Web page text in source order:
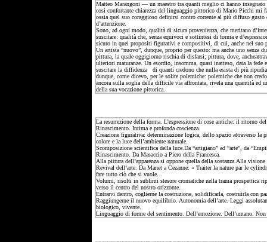
Matteo Marangoni — un maestro tra quanti meglio ci hanno insegnato
così confortante chiarezza del linguaggio pittorico di Mario Picchi mi
ossia quel suo coraggioso definirsi contro corrente al più diffuso
d’attenzione.
Sono, ad ogni modo, qualità di sicura provenienza, che meritano
suscitare: qualità che, senza equivoci e sottintesi di forma e
sicuro in quei propositi figurativi e compositivi, di cui, anche nel suo
Un artista “nuovo”, dunque, proprio per questo: ma anche uno senza
pittura, la quale oggigiorno rischia di disfarsi; pittura, dove,
ulteriori maturanze. Un esordio, insomma, quasi inatteso, data la fede
suscitare la diffidenza di quanti credono che nulla esista di più
dunque, come dicevo, per le solite polemiche: polemiche che non
ancora sulla soglia della difficile via affrontata, rivela una quantità ed
della sua vocazione pittorica.
La resurrezione della forma. L’espressione di cose antiche: il ritorno
Rinascimento. Intima e profonda coscienza.
Creazione figurativa: determinazione logica, dello spazio attraverso la
colore e la luce dell’ambiente naturale.
Scomposizione scientifica della luce.Da “artigiano” ad “arte”, da
Rinascimento. Da Masaccio a Piero della Francesca.
Alla pittura dell’apparenza si oppone quella della sostanza.Alla
Revival dell’arte. Da Manet a Cezanne: « Traiter la nature par le
fare tutto ciò che si vuole.
Volumi, risolti in sublimi stesure cromatiche nella trama prospettica
verso il centro del nostro orizzonte.
Entrarvi dentro, coglierne la costruzione, solidificarla, costruirla con
Raggiungerne il nuovo equilibrio. Autonomia dell’arte. Leggi
biologico, vivente.
Linguaggio di forme del sentimento. Dell’emozione. Dell’umano.